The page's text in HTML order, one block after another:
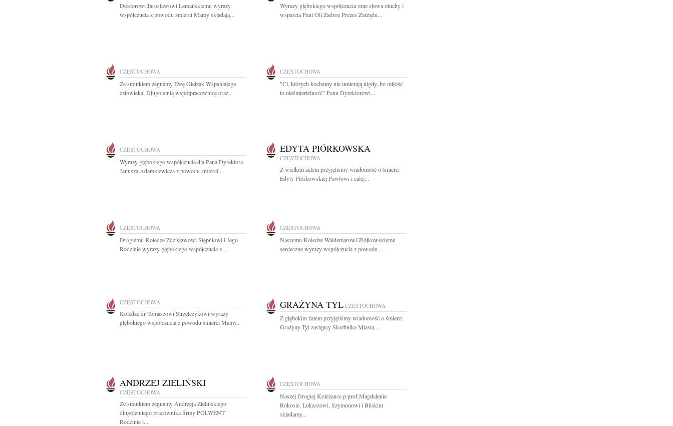
Doktorowi Jarosławowi Lemańskiemu wyrazy
współczucia z powodu śmierci Mamy składają...
Wyrazy głębokiego współczucia oraz słowa otuchy i
wsparcia Pani Oli Zadroz Prezes Zarządu...
CZĘSTOCHOWA
Ze smutkiem żegnamy Ewę Giełzak Wspaniałego
człowieka, Długoletnią współpracownicę oraz...
CZĘSTOCHOWA
"Ci, których kochamy nie umierają nigdy, bo miłość
to nieśmiertelność" Panu Dyrektorowi...
CZĘSTOCHOWA
Wyrazy głębokiego współczucia dla Pana Dyrektora
Janusza Adamkiewicza z powodu śmierci...
EDYTA PIÓRKOWSKA
CZĘSTOCHOWA
Z wielkim żalem przyjęliśmy wiadomość o śmierci
Edyty Piórkowskiej Pawłowi i całej...
CZĘSTOCHOWA
Drogiemu Koledze Zdzisławowi Stępniowi i Jego
Rodzinie wyrazy głębokiego współczucia z...
CZĘSTOCHOWA
Naszemu Koledze Waldemarowi Ziółkowskiemu
serdeczne wyrazy współczucia z powodu...
CZĘSTOCHOWA
Koledze dr Tomaszowi Strzelczykowi wyrazy
głębokiego współczucia z powodu śmierci Mamy...
GRAŻYNA TYL CZĘSTOCHOWA
Z głębokim żalem przyjęliśmy wiadomość o śmierci
Grażyny Tyl zastępcy Skarbnika Miasta,...
ANDRZEJ ZIELIŃSKI
CZĘSTOCHOWA
Ze smutkiem żegnamy Andrzeja Zielińskiego
długoletniego pracownika firmy POLWENT
Rodzinie i...
CZĘSTOCHOWA
Naszej Drogiej Koleżance p.prof.Magdalenie
Rokosie, Łukaszowi, Szymonowi i Bliskim
składamy...